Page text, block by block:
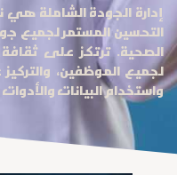
إدارة الجودة الشاملة
التحسين المستمر لجميع
الصحية. ترتكز على
لجميع الموظفين،
واستخدام البيانات والأدوات